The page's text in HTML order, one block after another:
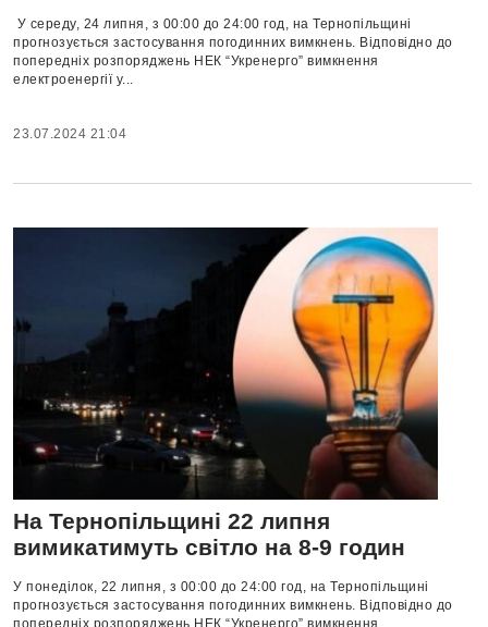
У середу, 24 липня, з 00:00 до 24:00 год, на Тернопільщині
прогнозується застосування погодинних вимкнень. Відповідно до
попередніх розпоряджень НЕК “Укренерго” вимкнення
електроенергії у...
23.07.2024 21:04
На Тернопільщині 22 липня
вимикатимуть світло на 8-9 годин
У понеділок, 22 липня, з 00:00 до 24:00 год, на Тернопільщині
прогнозується застосування погодинних вимкнень. Відповідно до
попередніх розпоряджень НЕК “Укренерго” вимкнення